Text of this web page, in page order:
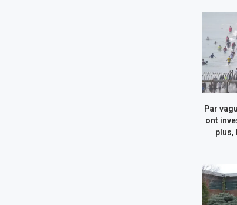
Par
ont
plus,